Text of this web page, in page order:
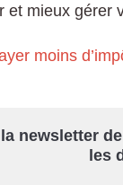
et mieux gérer
moins
newsletter
les